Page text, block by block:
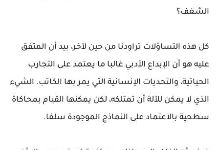
الشغف؟
كل هذه التساؤلات تراودنا من حين لآخر، بيد أن المتفق
عليه هو أن الإبداع الأدبي غالبا ما يعتمد على التجارب
الحياتية، والتحديات الإنسانية التي يمر بها الكاتب. الشيء
الذي لا يمكن للآلة أن تمتلكه، لكن يمكنها القيام بمحاكاة
سطحية بالاعتماد على النماذج الموجودة سلفا.